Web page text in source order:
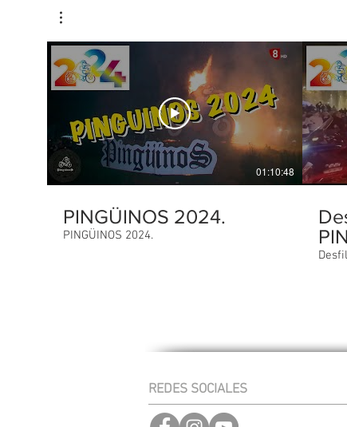
01:10:48
PINGÜINOS 2024.
PINGÜINOS 2024.
REDES SOCIALES